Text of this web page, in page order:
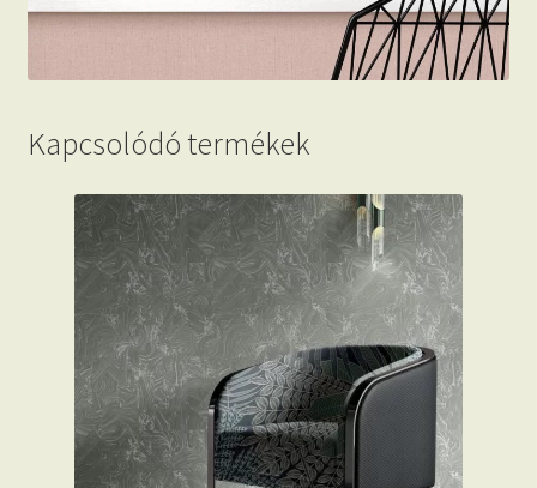
Kapcsolódó termékek